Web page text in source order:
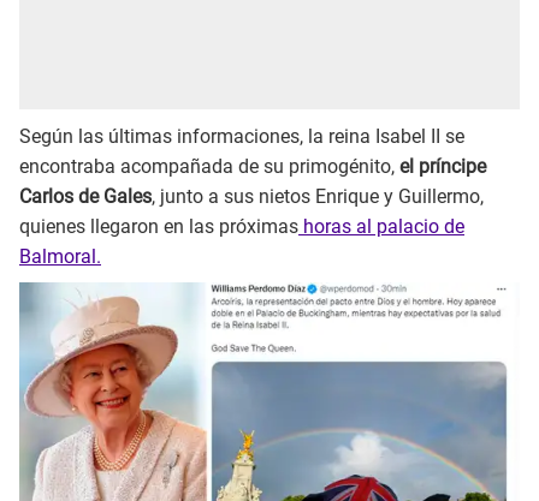
Según las últimas informaciones, la reina Isabel II se
encontraba acompañada de su primogénito, el príncipe
Carlos de Gales, junto a sus nietos Enrique y Guillermo,
quienes llegaron en las próximas horas al palacio de
Balmoral.